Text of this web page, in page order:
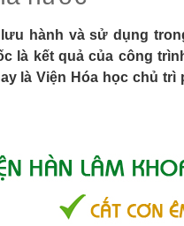
hành và sử dụng
là kết quả của công
là Viện Hóa học chủ